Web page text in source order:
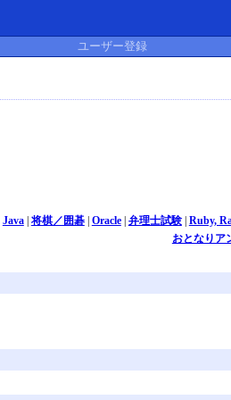
ユーザー登録
Java| 将棋／囲碁| Oracle| 弁理士試験| Ruby,
おとなりア